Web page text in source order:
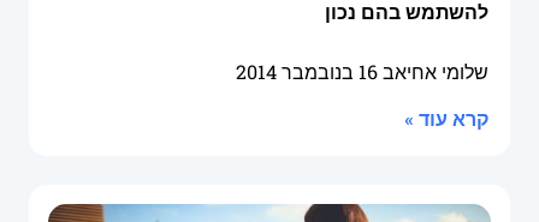
להשתמש בהם נכון
שלומי אחיאב16 בנובמבר 2014
קרא עוד »